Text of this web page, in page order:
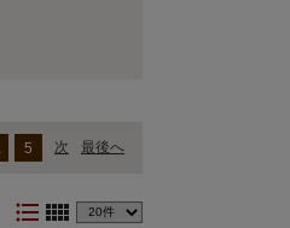
5 次 最後へ
format_list_bulleted view_comfy